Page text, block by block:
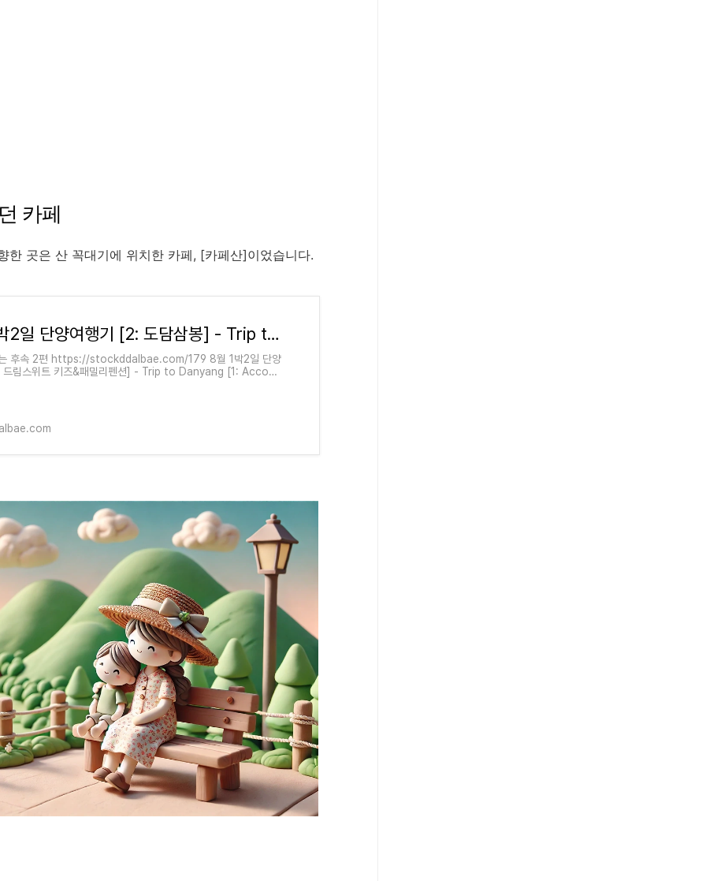
카페
한 곳은 산 꼭대기에 위치한 카페, [카페산]이었습니다.
8월 1박2일 단양여행기 [2: 도담삼봉] - Trip to Danyang [2: Dodam Sambong]
후속 2편 https://stockddalbae.com/179 8월 1박2일 단양
드림스위트 키즈&패밀리펜션] - Trip to Danyang [1: Accom.